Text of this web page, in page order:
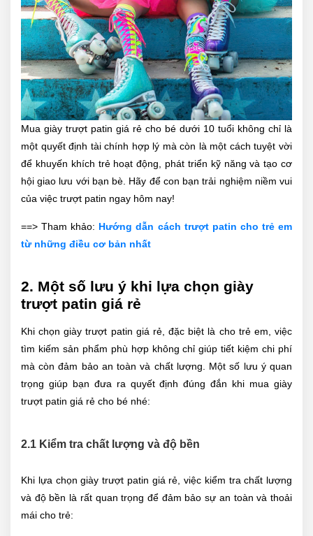
Mua giày trượt patin giá rẻ cho bé dưới 10 tuổi không chỉ là
một quyết định tài chính hợp lý mà còn là một cách tuyệt vời
để khuyến khích trẻ hoạt động, phát triển kỹ năng và tạo cơ
hội giao lưu với bạn bè. Hãy để con bạn trải nghiệm niềm vui
của việc trượt patin ngay hôm nay!
==> Tham khảo: Hướng dẫn cách trượt patin cho trẻ em
từ những điều cơ bản nhất
2. Một số lưu ý khi lựa chọn giày
trượt patin giá rẻ
Khi chọn giày trượt patin giá rẻ, đặc biệt là cho trẻ em, việc
tìm kiếm sản phẩm phù hợp không chỉ giúp tiết kiệm chi phí
mà còn đảm bảo an toàn và chất lượng. Một số lưu ý quan
trọng giúp bạn đưa ra quyết định đúng đắn khi mua giày
trượt patin giá rẻ cho bé nhé:
2.1 Kiểm tra chất lượng và độ bền
Khi lựa chọn giày trượt patin giá rẻ, việc kiểm tra chất lượng
và độ bền là rất quan trọng để đảm bảo sự an toàn và thoải
mái cho trẻ: